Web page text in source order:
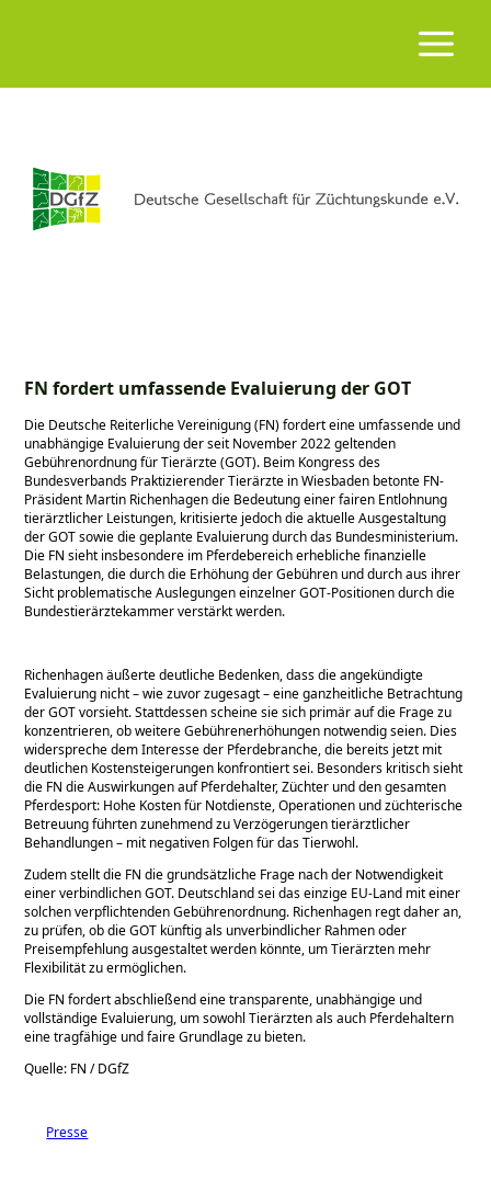
FN fordert umfassende Evaluierung der GOT
Die Deutsche Reiterliche Vereinigung (FN) fordert eine umfassende und
unabhängige Evaluierung der seit November 2022 geltenden
Gebührenordnung für Tierärzte (GOT). Beim Kongress des
Bundesverbands Praktizierender Tierärzte in Wiesbaden betonte FN-
Präsident Martin Richenhagen die Bedeutung einer fairen Entlohnung
tierärztlicher Leistungen, kritisierte jedoch die aktuelle Ausgestaltung
der GOT sowie die geplante Evaluierung durch das Bundesministerium.
Die FN sieht insbesondere im Pferdebereich erhebliche finanzielle
Belastungen, die durch die Erhöhung der Gebühren und durch aus ihrer
Sicht problematische Auslegungen einzelner GOT-Positionen durch die
Bundestierärztekammer verstärkt werden.
Richenhagen äußerte deutliche Bedenken, dass die angekündigte
Evaluierung nicht – wie zuvor zugesagt – eine ganzheitliche Betrachtung
der GOT vorsieht. Stattdessen scheine sie sich primär auf die Frage zu
konzentrieren, ob weitere Gebührenerhöhungen notwendig seien. Dies
widerspreche dem Interesse der Pferdebranche, die bereits jetzt mit
deutlichen Kostensteigerungen konfrontiert sei. Besonders kritisch sieht
die FN die Auswirkungen auf Pferdehalter, Züchter und den gesamten
Pferdesport: Hohe Kosten für Notdienste, Operationen und züchterische
Betreuung führten zunehmend zu Verzögerungen tierärztlicher
Behandlungen – mit negativen Folgen für das Tierwohl.
Zudem stellt die FN die grundsätzliche Frage nach der Notwendigkeit
einer verbindlichen GOT. Deutschland sei das einzige EU-Land mit einer
solchen verpflichtenden Gebührenordnung. Richenhagen regt daher an,
zu prüfen, ob die GOT künftig als unverbindlicher Rahmen oder
Preisempfehlung ausgestaltet werden könnte, um Tierärzten mehr
Flexibilität zu ermöglichen.
Die FN fordert abschließend eine transparente, unabhängige und
vollständige Evaluierung, um sowohl Tierärzten als auch Pferdehaltern
eine tragfähige und faire Grundlage zu bieten.
Quelle: FN / DGfZ
Presse